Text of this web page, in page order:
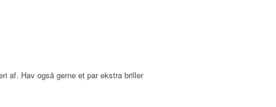
af. Hav også gerne et par ekstra briller